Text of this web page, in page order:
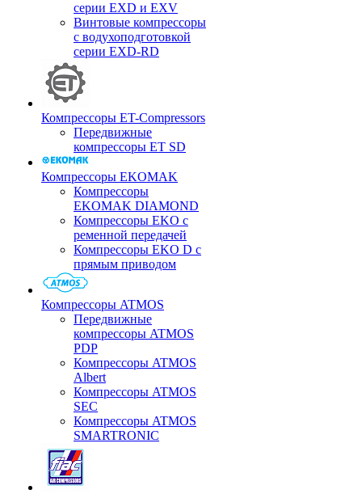
серии EXD и EXV
Винтовые компрессоры
с водухоподготовкой
серии EXD-RD
Компрессоры ET-Compressors
Передвижные
компрессоры ET SD
Компрессоры EKOMAK
Компрессоры
EKOMAK DIAMOND
Компрессоры EKO c
ременной передачей
Компрессоры EKO D с
прямым приводом
Компрессоры ATMOS
Передвижные
компрессоры ATMOS
PDP
Компрессоры ATMOS
Albert
Компрессоры ATMOS
SEC
Компрессоры ATMOS
SMARTRONIC